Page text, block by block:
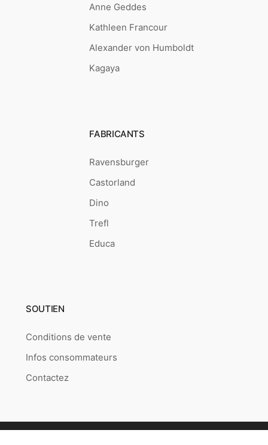
Anne Geddes
Kathleen Francour
Alexander von Humboldt
Kagaya
FABRICANTS
Ravensburger
Castorland
Dino
Trefl
Educa
SOUTIEN
Conditions de vente
Infos consommateurs
Contactez